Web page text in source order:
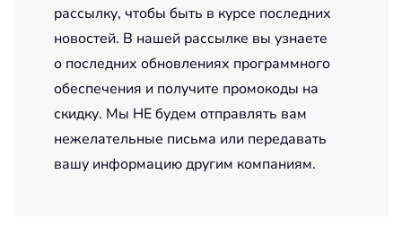
рассылку, чтобы быть в курсе последних
новостей. В нашей рассылке вы узнаете
о последних обновлениях программного
обеспечения и получите промокоды на
скидку. Мы НЕ будем отправлять вам
нежелательные письма или передавать
вашу информацию другим компаниям.